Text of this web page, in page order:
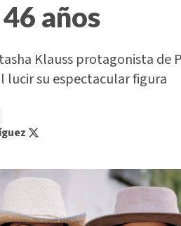
años
Klauss protagonista de
lucir su espectacular figura